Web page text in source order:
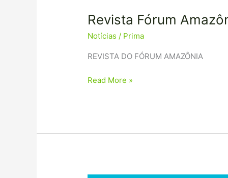
Revista Fórum
Notícias / Prima
REVISTA DO FÓRUM AMAZÔNIA
Read More »